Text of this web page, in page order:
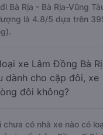
Bà Rịa - Bà Rịa-Vũng
là 4.8/5 dựa trên
xe Lâm Đồng Bà
dành cho cặp đôi, xe
đôi không?
chưa có nhà xe nào có